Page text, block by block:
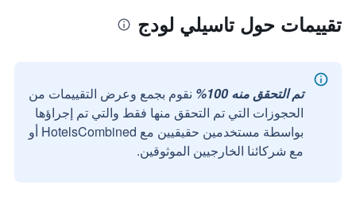
تقييمات حول تاسيلي لودج
تم التحقق منه 100%
نقوم بجمع وعرض التقييمات من
الحجوزات التي تم التحقق منها فقط والتي تم إجراؤها
بواسطة مستخدمين حقيقيين مع HotelsCombined أو
مع شركائنا الخارجيين الموثوقين.